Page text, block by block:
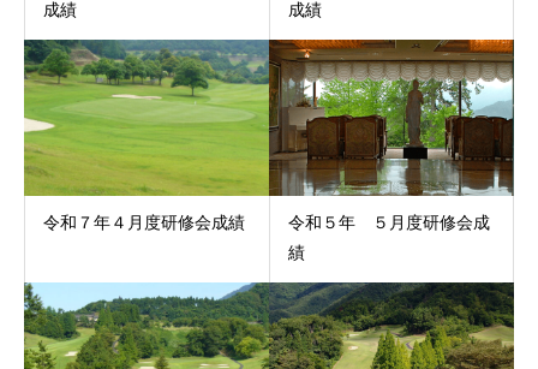
成績
成績
令和７年４月度研修会成績
令和５年 ５月度研修会成
績